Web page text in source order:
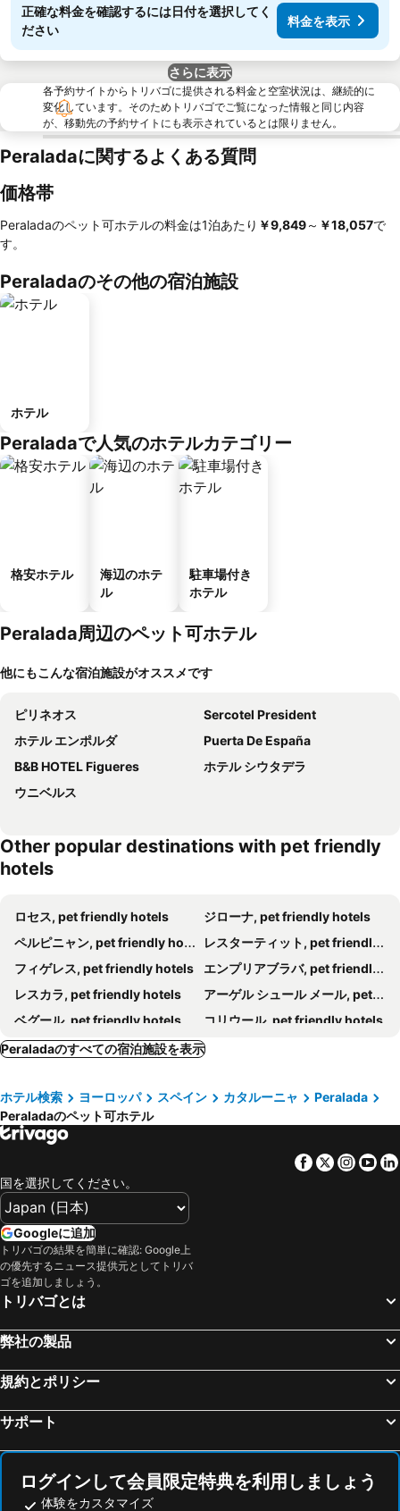
正確な料金を確認するには日付を選択してく
ださい
料金を表示
さらに表示
各予約サイトからトリバゴに提供される料金と空室状況は、継続的に
変化しています。そのためトリバゴでご覧になった情報と同じ内容
が、移動先の予約サイトにも表示されているとは限りません。
Peraladaに関するよくある質問
価格帯
Peraladaのペット可ホテルの料金は1泊あたり ‎￥9,849～ ‎￥18,057で
す。
Peraladaのその他の宿泊施設
ホテル
Peraladaで人気のホテルカテゴリー
格安ホテル
海辺のホテ
ル
駐車場付き
ホテル
Peralada周辺のペット可ホテル
他にもこんな宿泊施設がオススメです
ピリネオス
Sercotel President
ホテル エンポルダ
Puerta De España
B&B HOTEL Figueres
ホテル シウタデラ
ウニベルス
Other popular destinations with pet friendly
hotels
ロセス, pet friendly hotels
ジローナ, pet friendly hotels
ペルピニャン, pet friendly hotels
レスターティット, pet friendly hotels
フィゲレス, pet friendly hotels
エンプリアブラバ, pet friendly hotels
レスカラ, pet friendly hotels
アーゲル シュール メール, pet friendly hotels
ベグール, pet friendly hotels
コリウール, pet friendly hotels
カネ アン ルシヨン, pet friendly hotels
パラフルヘル, pet friendly hotels
カステーヨ デ エンプリエス, pet friendly hotels
ラ ジョンクレア, pet friendly hotels
サン シプリアン, pet friendly hotels
ポール ヴァンドル, pet friendly hotels
バルセロナ, pet friendly hotels
ルブールー, pet friendly hotels
パル, pet friendly hotels
トロエッリャ デ モントグリ, pet friendly hotels
バル=リョブレガ, pet friendly hotels
アメリ レ バン, pet friendly hotels
オロト, pet friendly hotels
カレーリャ デ パラフリュージェル, pet friendly hotels
Ultramort, pet friendly hotels
グアルタ, pet friendly hotels
Saleilles, pet friendly hotels
エル ポルト デ ラ セルバ, pet friendly hotels
Báscara, pet friendly hotels
Peraladaのすべての宿泊施設を表示
ホテル検索 ヨーロッパ スペイン カタルーニャ
Peralada
Peraladaのペット可ホテル
Facebook
Twitter
国を選択してください。
Googleに追加
トリバゴの結果を簡単に確認: Google上
の優先するニュース提供元としてトリバ
ゴを追加しましょう。
トリバゴとは
弊社の製品
規約とポリシー
サポート
ログインして会員限定特典を利用しましょう
体験をカスタマイズ